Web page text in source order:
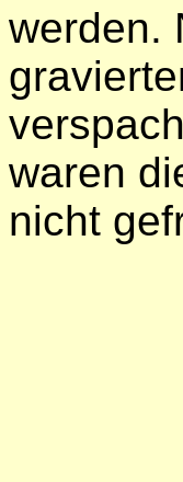
werden.
waren
nicht